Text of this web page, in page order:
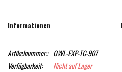
Informationen
Artikelnummer:: OWL-EXP-TC-907
Verfügbarkeit:
Nicht auf Lager